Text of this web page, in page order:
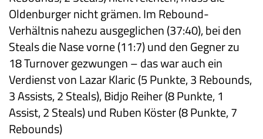
Oldenburger nicht grämen. Im Rebound-
Verhältnis nahezu ausgeglichen (37:40), bei den
Steals die Nase vorne (11:7) und den Gegner zu
18 Turnover gezwungen – das war auch ein
Verdienst von Lazar Klaric (5 Punkte, 3 Rebounds,
3 Assists, 2 Steals), Bidjo Reiher (8 Punkte, 1
Assist, 2 Steals) und Ruben Köster (8 Punkte, 7
Rebounds)